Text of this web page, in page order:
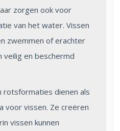
zorgen ook voor
van het water. Vissen
zwemmen of erachter
veilig en beschermd
rotsformaties dienen als
voor vissen. Ze creëren
vissen kunnen